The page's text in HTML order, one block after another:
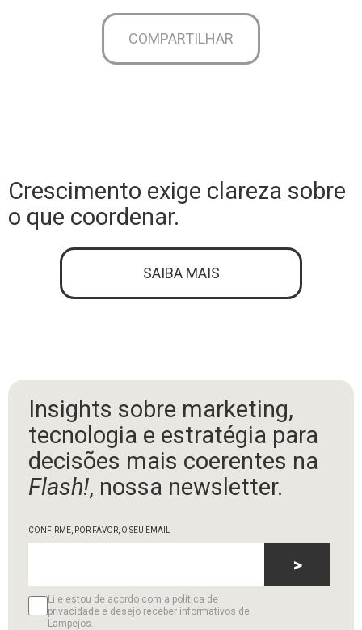
COMPARTILHAR
Crescimento exige clareza sobre
o que coordenar.
SAIBA MAIS
Insights sobre marketing,
tecnologia e estratégia para
decisões mais coerentes na
Flash!, nossa newsletter.
CONFIRME, POR FAVOR, O SEU EMAIL
Li e estou de acordo com a política de
privacidade e desejo receber informativos de
Lampejos.
>